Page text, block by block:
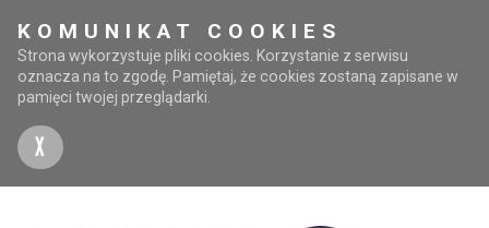
KOMUNIKAT COOKIES
Strona wykorzystuje pliki cookies. Korzystanie z serwisu
oznacza na to zgodę. Pamiętaj, że cookies zostaną zapisane w
pamięci twojej przeglądarki.
X